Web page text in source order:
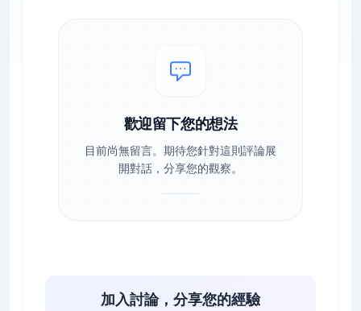
歡迎留下您的想法
目前尚無留言。期待您針對這則評論展
開對話，分享您的觀察。
加入討論，分享您的經驗